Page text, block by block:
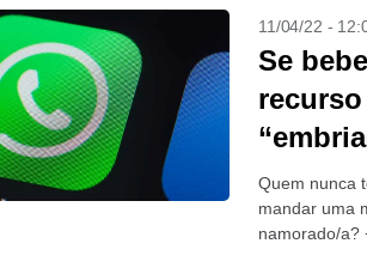
11/04/22 -
Se
Quem nunca
mandar uma
namorado/a?